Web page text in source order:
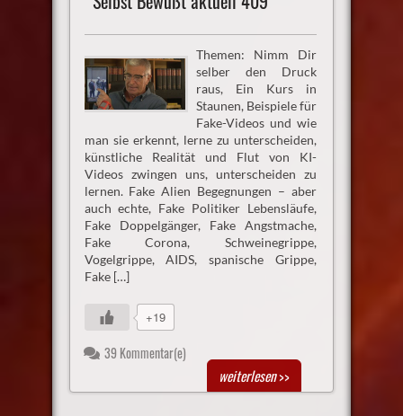
Themen: Nimm Dir
selber den Druck
raus, Ein Kurs in
Staunen, Beispiele für
Fake-Videos und wie
man sie erkennt, lerne zu unterscheiden,
künstliche Realität und Flut von KI-
Videos zwingen uns, unterscheiden zu
lernen. Fake Alien Begegnungen – aber
auch echte, Fake Politiker Lebensläufe,
Fake Doppelgänger, Fake Angstmache,
Fake Corona, Schweinegrippe,
Vogelgrippe, AIDS, spanische Grippe,
Fake […]
+19
39 Kommentar(e)
weiterlesen>>